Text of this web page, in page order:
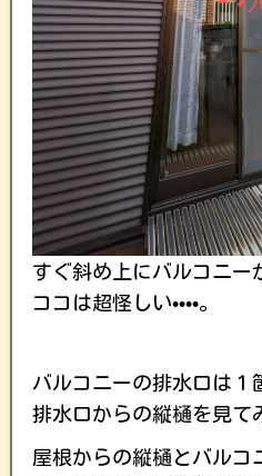
すぐ斜め上にバルコニー
ココは超怪しい••••。
バルコニーの排水口は１
排水口からの縦樋を見てみ
屋根からの縦樋とバルコ